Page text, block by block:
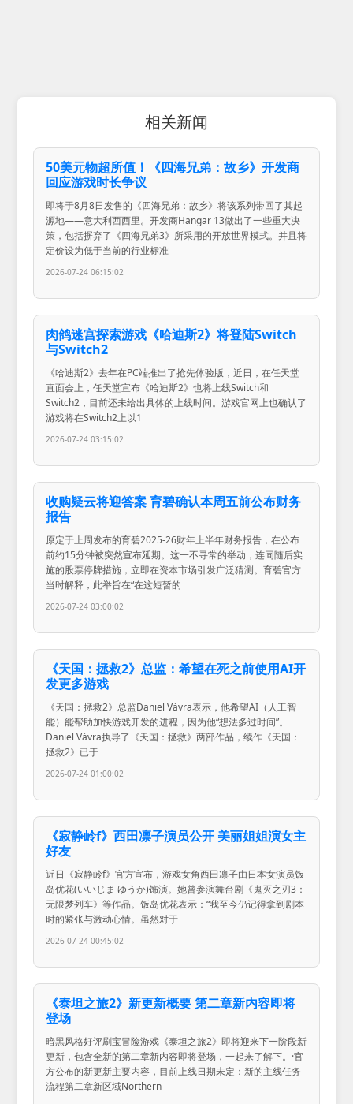
相关新闻
50美元物超所值！《四海兄弟：故乡》开发商
回应游戏时长争议
即将于8月8日发售的《四海兄弟：故乡》将该系列带回了其起
源地——意大利西西里。开发商Hangar 13做出了一些重大决
策，包括摒弃了《四海兄弟3》所采用的开放世界模式。并且将
定价设为低于当前的行业标准
2026-07-24 06:15:02
肉鸽迷宫探索游戏《哈迪斯2》将登陆Switch
与Switch2
《哈迪斯2》去年在PC端推出了抢先体验版，近日，在任天堂
直面会上，任天堂宣布《哈迪斯2》也将上线Switch和
Switch2，目前还未给出具体的上线时间。游戏官网上也确认了
游戏将在Switch2上以1
2026-07-24 03:15:02
收购疑云将迎答案 育碧确认本周五前公布财务
报告
原定于上周发布的育碧2025-26财年上半年财务报告，在公布
前约15分钟被突然宣布延期。这一不寻常的举动，连同随后实
施的股票停牌措施，立即在资本市场引发广泛猜测。育碧官方
当时解释，此举旨在“在这短暂的
2026-07-24 03:00:02
《天国：拯救2》总监：希望在死之前使用AI开
发更多游戏
《天国：拯救2》总监Daniel Vávra表示，他希望AI（人工智
能）能帮助加快游戏开发的进程，因为他“想法多过时间”。
Daniel Vávra执导了《天国：拯救》两部作品，续作《天国：
拯救2》已于
2026-07-24 01:00:02
《寂静岭f》西田凛子演员公开 美丽姐姐演女主
好友
近日《寂静岭f》官方宣布，游戏女角西田凛子由日本女演员饭
岛优花(いいじま ゆうか)饰演。她曾参演舞台剧《鬼灭之刃3：
无限梦列车》等作品。饭岛优花表示：“我至今仍记得拿到剧本
时的紧张与激动心情。虽然对于
2026-07-24 00:45:02
《泰坦之旅2》新更新概要 第二章新内容即将
登场
暗黑风格好评刷宝冒险游戏《泰坦之旅2》即将迎来下一阶段新
更新，包含全新的第二章新内容即将登场，一起来了解下。·官
方公布的新更新主要内容，目前上线日期未定：新的主线任务
流程第二章新区域Northern